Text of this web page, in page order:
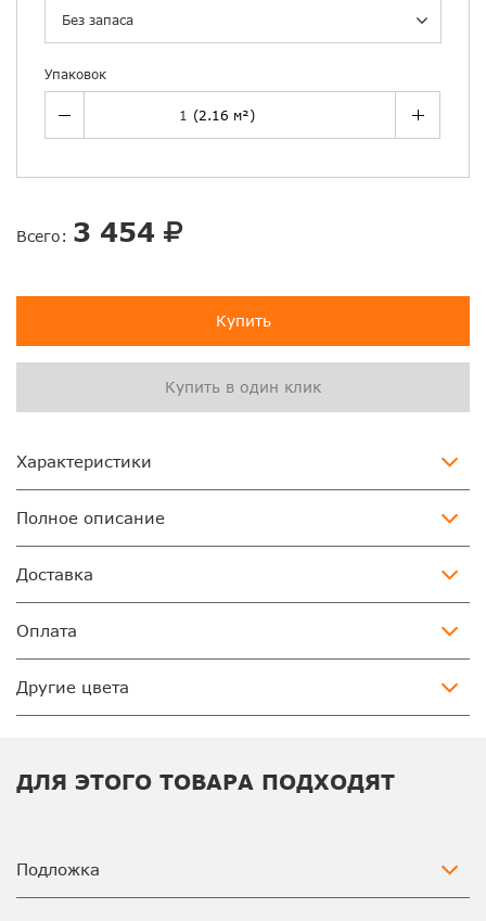
Без запаса
Упаковок
Всего: 3 454
Купить
Купить в один клик
Характеристики
Полное описание
Доставка
Оплата
Другие цвета
ДЛЯ ЭТОГО ТОВАРА ПОДХОДЯТ
Подложка